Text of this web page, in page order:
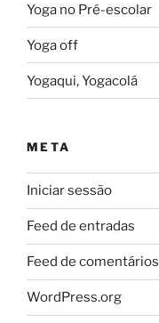
Yoga no Pré-escolar
Yoga off
Yogaqui, Yogacolá
META
Iniciar sessão
Feed de entradas
Feed de comentários
WordPress.org